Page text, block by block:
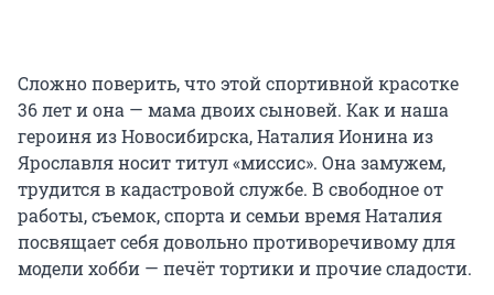
Сложно поверить, что этой спортивной красотке
36 лет и она — мама двоих сыновей. Как и наша
героиня из Новосибирска, Наталия Ионина из
Ярославля носит титул «миссис». Она замужем,
трудится в кадастровой службе. В свободное от
работы, съемок, спорта и семьи время Наталия
посвящает себя довольно противоречивому для
модели хобби — печёт тортики и прочие сладости.